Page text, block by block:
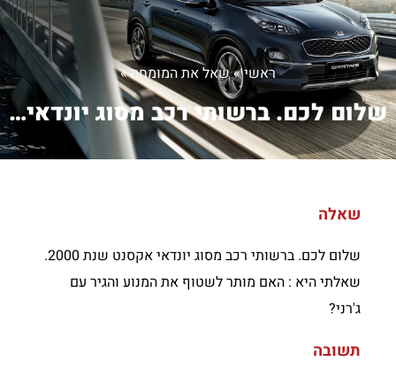
ראשי»שאל את המומחה»
שלום לכם. ברשותי רכב מסוג יונדאי אקסנ...
שאלה
שלום לכם. ברשותי רכב מסוג יונדאי אקסנט שנת 2000.
שאלתי היא : האם מותר לשטוף את המנוע והגיר עם
ג'רני?
תשובה